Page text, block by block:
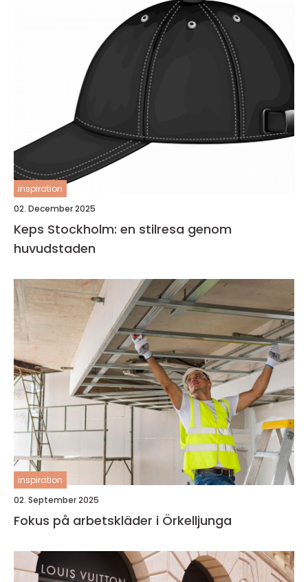
inspiration
02. December 2025
Keps Stockholm: en stilresa genom
huvudstaden
inspiration
02. September 2025
Fokus på arbetskläder i Örkelljunga